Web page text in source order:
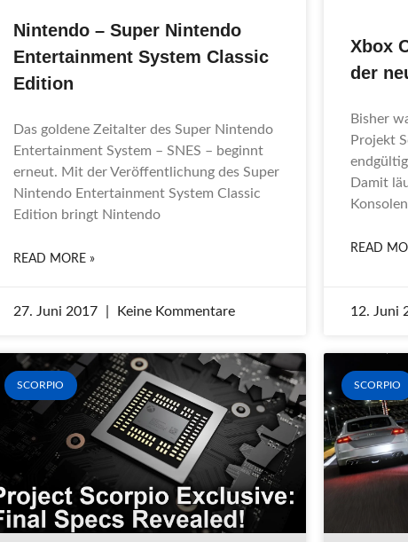
Nintendo – Super Nintendo
Entertainment System Classic
Edition
Das goldene Zeitalter des Super Nintendo
Entertainment System – SNES – beginnt
erneut. Mit der Veröffentlichung des Super
Nintendo Entertainment System Classic
Edition bringt Nintendo
READ MORE »
27. Juni 2017 Keine Kommentare
Xbox
der
Bisher
Projekt
Damit
Konsolen
READ
12. Juni
SCORPIO SCORPIO